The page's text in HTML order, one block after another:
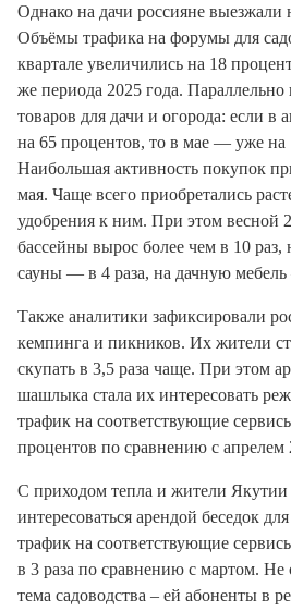
Однако на дачи россияне выезжали
Объёмы трафика на форумы для
квартале увеличились на 18
же периода 2025 года.
товаров для дачи и огорода: если в
на 65 процентов, то в мае — уже на
Наибольшая активность покупок
мая. Чаще всего приобретались
удобрения к ним. При этом весной
бассейны вырос более чем в 10 раз,
сауны — в 4 раза, на дачную
Также аналитики зафиксировали
кемпинга и пикников. Их жители
скупать в 3,5 раза чаще. При этом
шашлыка стала их интересовать
трафик на соответствующие
процентов по сравнению с апрелем
С приходом тепла и жители Якутии
интересоваться арендой беседок
трафик на соответствующие
в 3 раза по сравнению с мартом. Не
тема садоводства – ей абоненты в